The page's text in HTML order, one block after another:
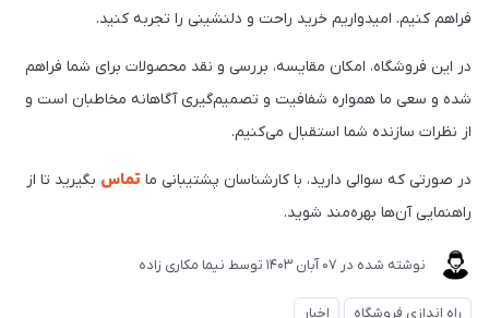
فراهم کنیم. امیدواریم خرید راحت و دلنشینی را تجربه کنید.
در این فروشگاه، امکان مقایسه، بررسی و نقد محصولات برای شما فراهم
شده و سعی ما همواره شفافیت و تصمیم‌گیری آگاهانه مخاطبان است و
از نظرات سازنده شما استقبال می‌کنیم.
در صورتی که سوالی دارید، با کارشناسان پشتیبانی ما تماس بگیرید تا از
راهنمایی آن‌ها بهره‌مند شوید.
نوشته شده در 07 آبان 1403 توسط نیما مکاری زاده
راه اندازی فروشگاه اخبار